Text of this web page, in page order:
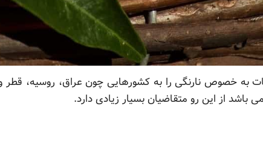
به خصوص نارنگی را به کشورهایی چون عراق، روسیه،
باشد از این رو متقاضیان بسیار زیادی دارد.